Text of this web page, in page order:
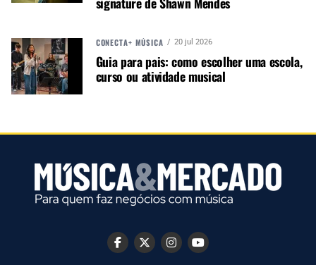
TÓPICOS RELACIONADOS: FENDER
Fender abrirá novos distribuidores e importação direta para
lojistas
CONECTA+ MÚSICA 20 jul 2026
Guia para pais: como escolher uma escola,
curso ou atividade musical